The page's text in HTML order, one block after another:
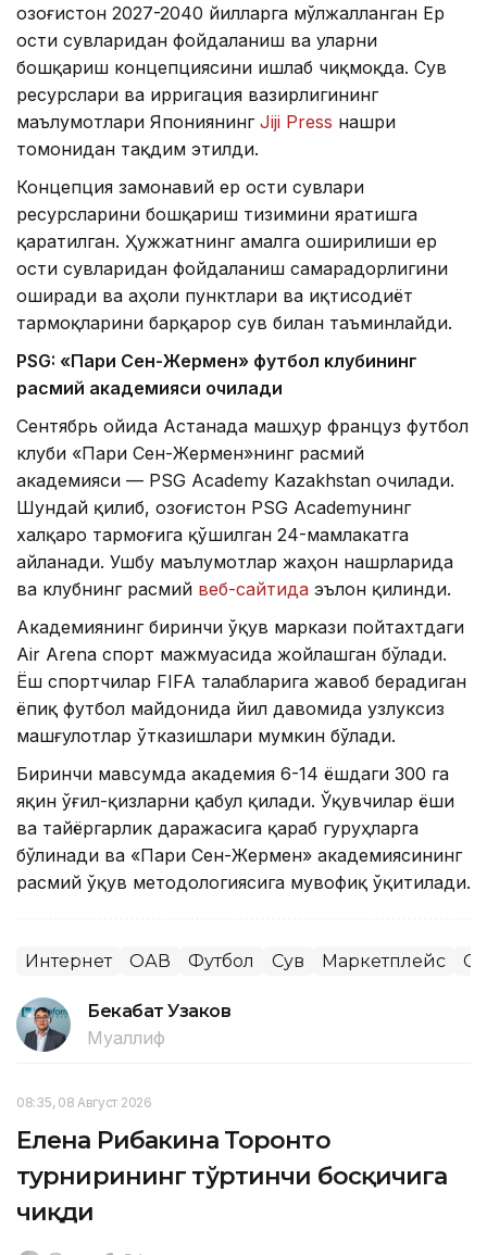
Қозоғистон 2027-2040 йилларга мўлжалланган Ер
ости сувларидан фойдаланиш ва уларни
бошқариш концепциясини ишлаб чиқмоқда. Сув
ресурслари ва ирригация вазирлигининг
маълумотлари Япониянинг Jiji Press нашри
томонидан тақдим этилди.
Концепция замонавий ер ости сувлари
ресурсларини бошқариш тизимини яратишга
қаратилган. Ҳужжатнинг амалга оширилиши ер
ости сувларидан фойдаланиш самарадорлигини
оширади ва аҳоли пунктлари ва иқтисодиёт
тармоқларини барқарор сув билан таъминлайди.
PSG: «Пари Сен-Жермен» футбол клубининг
расмий академияси очилади
Сентябрь ойида Астанада машҳур француз футбол
клуби «Пари Сен-Жермен»нинг расмий
академияси — PSG Academy Kazakhstan очилади.
Шундай қилиб, Қозоғистон PSG Academyнинг
халқаро тармоғига қўшилган 24-мамлакатга
айланади. Ушбу маълумотлар жаҳон нашрларида
ва клубнинг расмий веб-сайтида эълон қилинди.
Академиянинг биринчи ўқув маркази пойтахтдаги
Air Arena спорт мажмуасида жойлашган бўлади.
Ёш спортчилар FIFA талабларига жавоб берадиган
ёпиқ футбол майдонида йил давомида узлуксиз
машғулотлар ўтказишлари мумкин бўлади.
Биринчи мавсумда академия 6-14 ёшдаги 300 га
яқин ўғил-қизларни қабул қилади. Ўқувчилар ёши
ва тайёргарлик даражасига қараб гуруҳларга
бўлинади ва «Пари Сен-Жермен» академиясининг
расмий ўқув методологиясига мувофиқ ўқитилади.
Интернет ОАВ Футбол Сув Маркетплейс
Бекабат Узаков
Муаллиф
08:35, 08 Август 2026
Елена Рибакина Торонто
турнирининг тўртинчи босқичига
чиқди